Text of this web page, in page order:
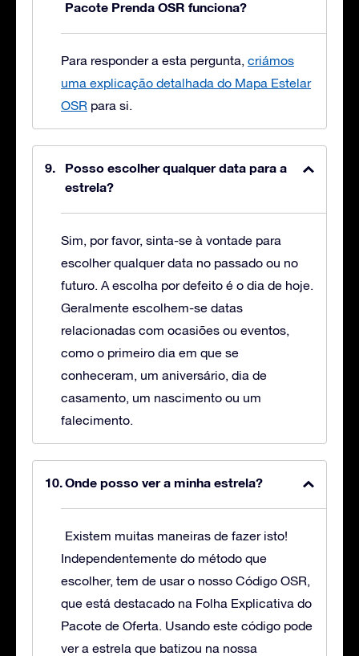
Pacote Prenda OSR funciona?
Para responder a esta pergunta, criámos
uma explicação detalhada do Mapa Estelar
OSR para si.
Posso escolher qualquer data para a
estrela?
Sim, por favor, sinta-se à vontade para
escolher qualquer data no passado ou no
futuro. A escolha por defeito é o dia de hoje.
Geralmente escolhem-se datas
relacionadas com ocasiões ou eventos,
como o primeiro dia em que se
conheceram, um aniversário, dia de
casamento, um nascimento ou um
falecimento.
Onde posso ver a minha estrela?
Existem muitas maneiras de fazer isto!
Independentemente do método que
escolher, tem de usar o nosso Código OSR,
que está destacado na Folha Explicativa do
Pacote de Oferta. Usando este código pode
ver a estrela que batizou na nossa